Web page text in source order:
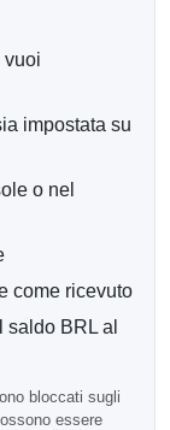
inviato
indirizzo
essere
account prima
possono essere
vuoi
impostata su
o nel
come ricevuto
BRL al
bloccati sugli
essere